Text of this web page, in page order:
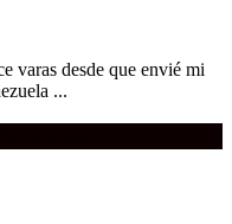
varas desde que envié mi
...